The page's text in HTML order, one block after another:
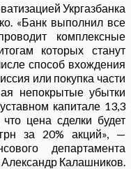
Укргазбанка
выполнил все
комплексные
которых станут
способ вхождения
или покупка части
непокрытые убытки
капитале 13,3
цена сделки будет
за 20% акций», —
департамента
Калашников.